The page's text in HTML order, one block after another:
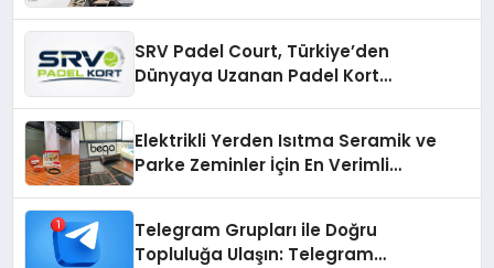
SRV Padel Court, Türkiye’den
Dünyaya Uzanan Padel Kort
Elektrikli Yerden Isıtma Seramik ve
Parke Zeminler İçin En Verimli
Telegram Grupları ile Doğru
Topluluğa Ulaşın: Telegram